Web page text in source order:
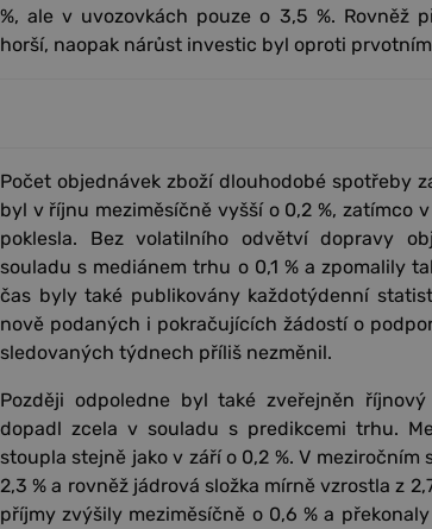
%, ale v uvozovkách pouze o 3,5 %. Rovněž
horší, naopak nárůst investic byl oproti
Počet objednávek zboží dlouhodobé spotřeby
byl v říjnu meziměsíčně vyšší o 0,2 %, zatímco
poklesla. Bez volatilního odvětví dopravy
souladu s mediánem trhu o 0,1 % a zpomalily
čas byly také publikovány každotýdenní
nově podaných i pokračujících žádostí o
sledovaných týdnech příliš nezměnil.
Později odpoledne byl také zveřejněn
dopadl zcela v souladu s predikcemi trhu.
stoupla stejně jako v září o 0,2 %. V meziročním
2,3 % a rovněž jádrová složka mírně vzrostla z
příjmy zvýšily meziměsíčně o 0,6 % a